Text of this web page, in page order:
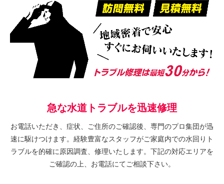
急な水道トラブルを迅速修理
お電話いただき、症状、ご住所のご確認後、専門のプロ集団が迅
速に駆けつけます。経験豊富なスタッフがご家庭内での水回りト
ラブルを的確に原因調査、修理いたします。下記の対応エリアを
ご確認の上、お電話にてご相談下さい。